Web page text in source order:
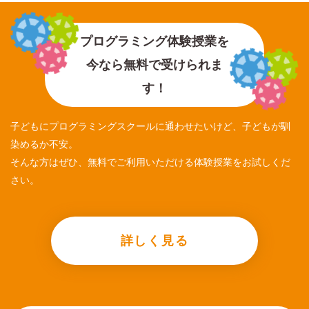
プログラミング体験授業を
今なら無料で受けられま
す！
子どもにプログラミングスクールに通わせたいけど、子どもが馴
染めるか不安。
そんな方はぜひ、無料でご利用いただける体験授業をお試しくだ
さい。
詳しく見る